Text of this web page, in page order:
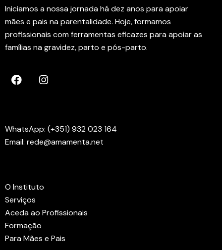
Iniciamos a nossa jornada há dez anos para apoiar
mães e pais na parentalidade. Hoje, formamos
profissionais com ferramentas eficazes para apoiar as
famílias na gravidez, parto e pós-parto.
WhatsApp: (+351) 932 023 164
Email: rede@amamenta.net
O Instituto
Serviços
Aceda ao Profissionais
Formação
Para Mães e Pais